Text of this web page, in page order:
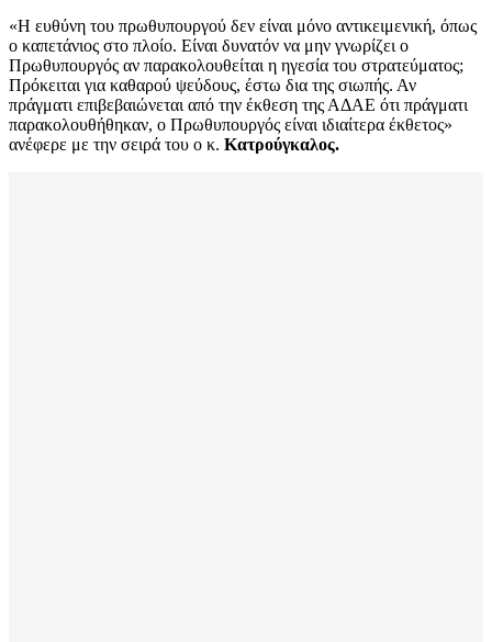
«Η ευθύνη του πρωθυπουργού δεν είναι μόνο αντικειμενική, όπως
ο καπετάνιος στο πλοίο. Είναι δυνατόν να μην γνωρίζει ο
Πρωθυπουργός αν παρακολουθείται η ηγεσία του στρατεύματος;
Πρόκειται για καθαρού ψεύδους, έστω δια της σιωπής. Αν
πράγματι επιβεβαιώνεται από την έκθεση της ΑΔΑΕ ότι πράγματι
παρακολουθήθηκαν, ο Πρωθυπουργός είναι ιδιαίτερα έκθετος»
ανέφερε με την σειρά του ο κ. Κατρούγκαλος.